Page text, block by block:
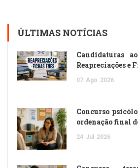
ÚLTIMAS NOTÍCIAS
Candidaturas
Reapreciações e
07 Ago 2026
Concurso
ordenação final
24 Jul 2026